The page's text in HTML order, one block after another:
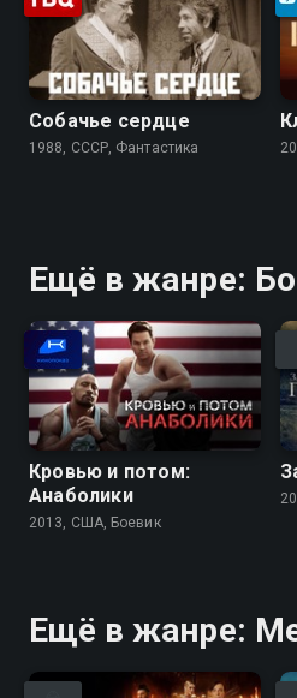
Собачье сердце
1988, СССР, Фантастика
Ещё в жанре:
Кровью и потом:
Анаболики
2013, США, Боевик
Ещё в жанре: